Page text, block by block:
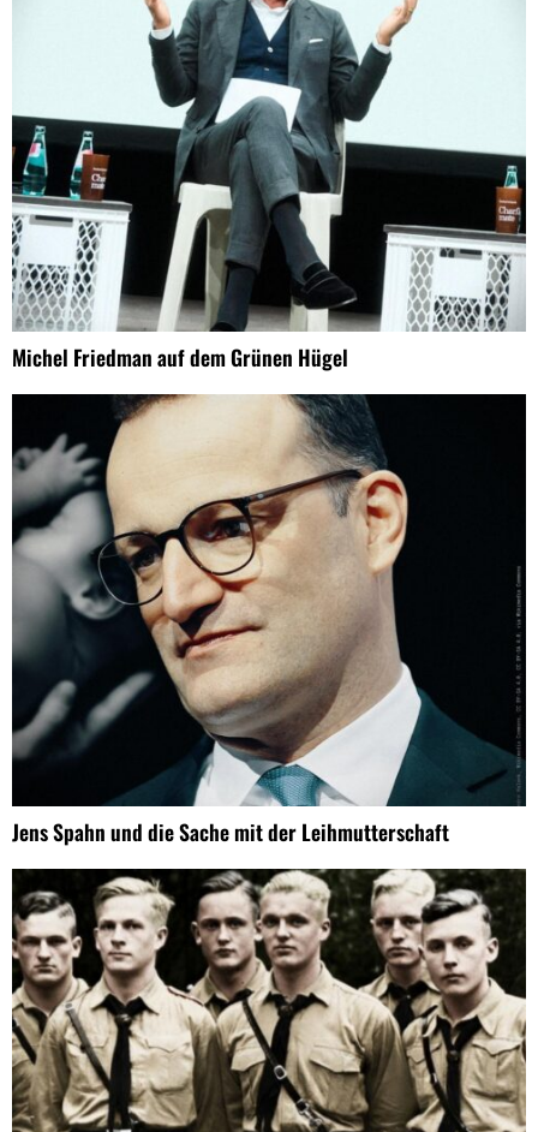
Michel Friedman auf dem Grünen Hügel
Jens Spahn und die Sache mit der Leihmutterschaft